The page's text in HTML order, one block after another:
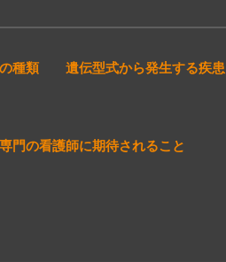
種類 遺伝型式から発生する疾患
門の看護師に期待されること